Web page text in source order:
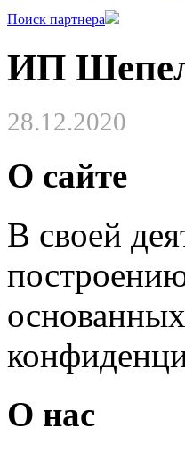
Поиск партнера
ИП
28.12.2020
О сайте
В своей
О нас